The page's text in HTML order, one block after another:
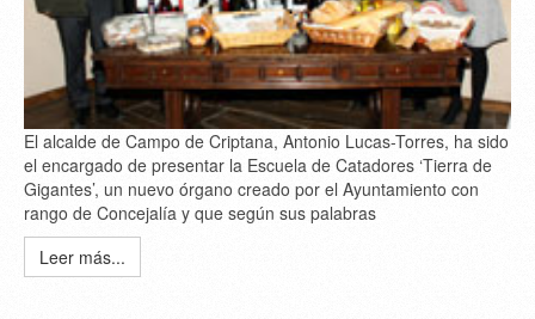
El alcalde de Campo de Criptana, Antonio Lucas-Torres, ha sido
el encargado de presentar la Escuela de Catadores ‘Tierra de
Gigantes’, un nuevo órgano creado por el Ayuntamiento con
rango de Concejalía y que según sus palabras
Leer más...